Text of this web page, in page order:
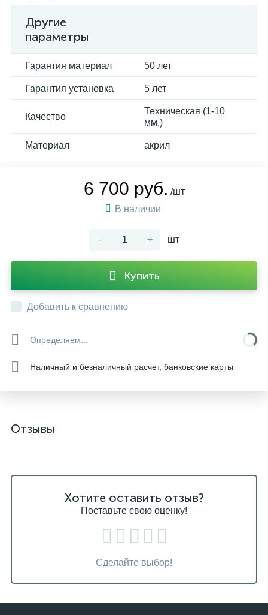
Другие
параметры
Гарантия материал 50 лет
Гарантия установка 5 лет
Качество
Техническая (1-10
мм.)
Материал акрил
6 700 руб. /шт
В наличии
- + шт
Купить
Добавить к сравнению
Определяем...
Наличный и безналичный расчет, банковские карты
Отзывы
Хотите оставить отзыв?
Поставьте свою оценку!
Сделайте выбор!